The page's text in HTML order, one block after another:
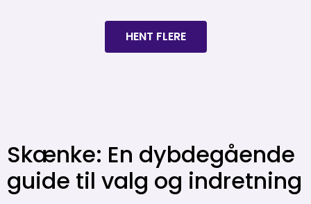
HENT FLERE
Skænke: En dybdegående
guide til valg og indretning